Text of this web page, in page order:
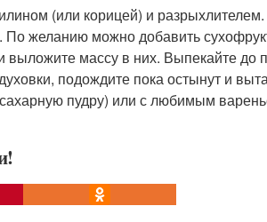
(или корицей) и
желанию можно добавить
массу в них. Выпекайте до
подождите пока остынут и
пудру) или с любимым